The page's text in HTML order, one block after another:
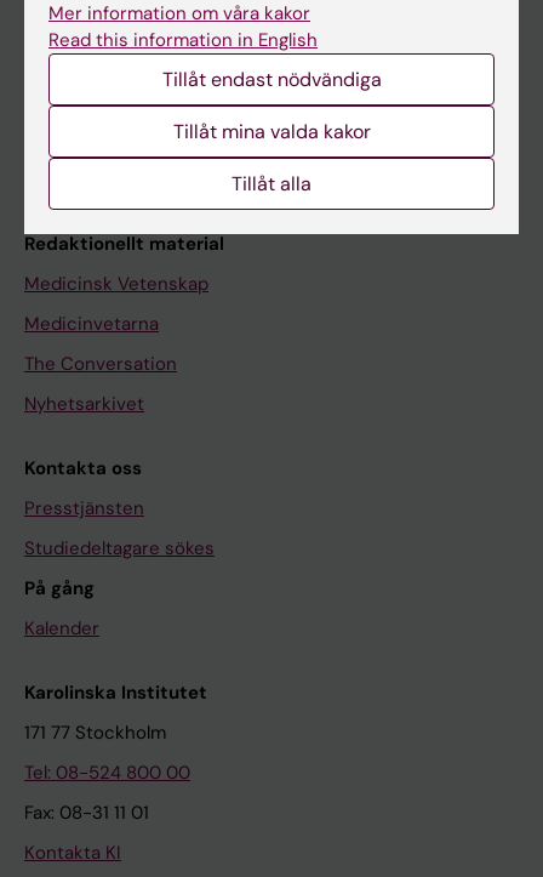
Upptäck KI
Utbildning
Forskarutbildning
Redaktionellt material
Medicinsk Vetenskap
Medicinvetarna
The Conversation
Nyhetsarkivet
Kontakta oss
Presstjänsten
Studiedeltagare sökes
På gång
Kalender
Karolinska Institutet
171 77 Stockholm
Tel: 08-524 800 00
Fax: 08-31 11 01
Kontakta KI
Mer information om våra kakor
Read this information in English
Tillåt endast nödvändiga
Tillåt mina valda kakor
Tillåt alla